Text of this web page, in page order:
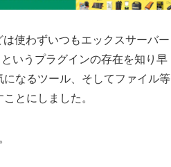
使わずいつもエックスサーバー
いうプラグインの存在を知り早
なるツール、そしてファイル等
とにしました。